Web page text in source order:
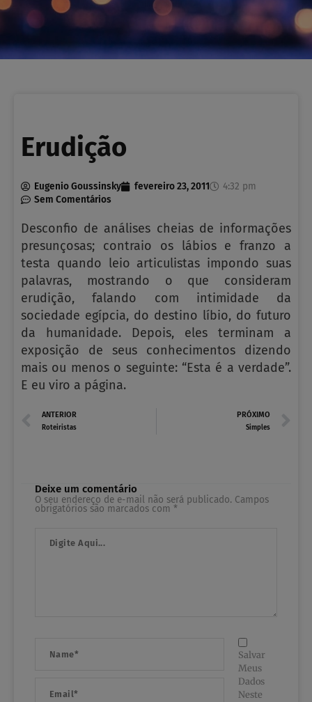
Erudição
Eugenio Goussinsky fevereiro 23, 2011
4:32 pm
Sem Comentários
Desconfio de análises cheias de informações
presunçosas; contraio os lábios e franzo a
testa quando leio articulistas impondo suas
palavras, mostrando o que consideram
erudição, falando com intimidade da
sociedade egípcia, do destino líbio, do futuro
da humanidade. Depois, eles terminam a
exposição de seus conhecimentos dizendo
mais ou menos o seguinte: “Esta é a verdade”.
E eu viro a página.
Prev
ANTERIOR
Roteiristas
PRÓXIMO
Simples
Deixe um comentário
O seu endereço de e-mail não será publicado. Campos
obrigatórios são marcados com *
Aqui...
Salvar
Meus
Dados
Neste